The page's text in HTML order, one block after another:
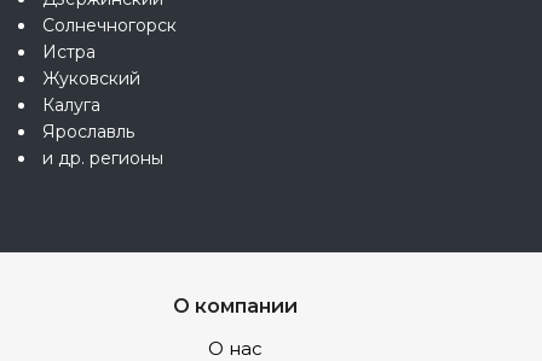
Солнечногорск
Истра
Жуковский
Калуга
Ярославль
и др. регионы
О компании
О нас